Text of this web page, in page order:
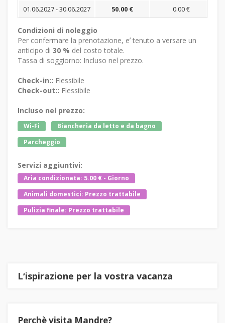
01.06.2027 - 30.06.2027
50.00 € 0.00 €
Condizioni di noleggio
Per confermare la prenotazione, eʼ tenuto a versare un
anticipo di 30 % del costo totale.
Tassa di soggiorno: Incluso nel prezzo.
Check-in:: Flessibile
Check-out:: Flessibile
Incluso nel prezzo:
Wi-Fi
Biancheria da letto e da bagno
Parcheggio
Servizi aggiuntivi:
Aria condizionata: 5.00 € - Giorno
Animali domestici: Prezzo trattabile
Pulizia finale: Prezzo trattabile
Lʼispirazione per la vostra vacanza
Perchè visita Mandre?